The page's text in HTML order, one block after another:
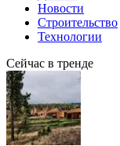
Новости
Строительство
Технологии
Сейчас в тренде